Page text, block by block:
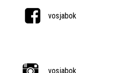
vosjabok
vosjabok